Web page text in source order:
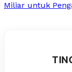
Miliar untuk